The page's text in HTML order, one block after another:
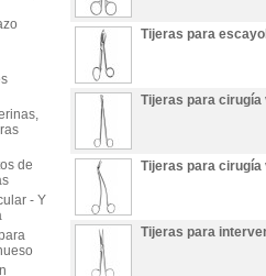
de
- Y
Tijeras para
Tijeras para cirugía
Tijeras para
Tijeras para